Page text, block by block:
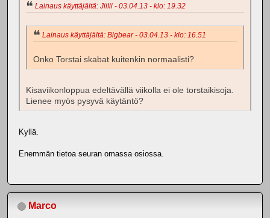
Lainaus käyttäjältä: JiiIii - 03.04.13 - klo: 19.32
Lainaus käyttäjältä: Bigbear - 03.04.13 - klo: 16.51
Onko Torstai skabat kuitenkin normaalisti?
Kisaviikonloppua edeltävällä viikolla ei ole torstaikisoja.
Lienee myös pysyvä käytäntö?
Kyllä.
Enemmän tietoa seuran omassa osiossa.
Marco